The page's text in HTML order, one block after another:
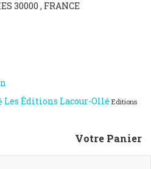
30000 , FRANCE
Les Éditions Lacour-Ollé Editions
Votre Panier